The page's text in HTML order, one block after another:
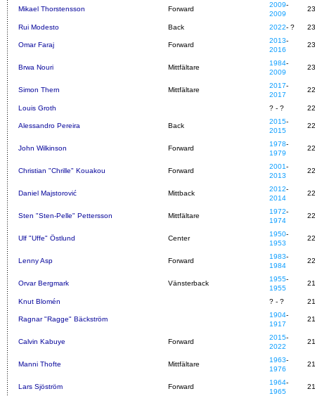
Mikael Thorstensson Forward
2009-
2009
23
Rui Modesto Back 2022- ? 23
Omar Faraj Forward
2013-
2016
23
Brwa Nouri Mittfältare
1984-
2009
23
Simon Thern Mittfältare
2017-
2017
22
Louis Groth ? - ? 22
Alessandro Pereira Back
2015-
2015
22
John Wilkinson Forward
1978-
1979
22
Christian "Chrille" Kouakou Forward
2001-
2013
22
Daniel Majstorović Mittback
2012-
2014
22
Sten "Sten-Pelle" Pettersson Mittfältare
1972-
1974
22
Ulf "Uffe" Östlund Center
1950-
1953
22
Lenny Asp Forward
1983-
1984
22
Orvar Bergmark Vänsterback
1955-
1955
21
Knut Blomén ? - ? 21
Ragnar "Ragge" Bäckström
1904-
1917
21
Calvin Kabuye Forward
2015-
2022
21
Manni Thofte Mittfältare
1963-
1976
21
Lars Sjöström Forward
1964-
1965
21